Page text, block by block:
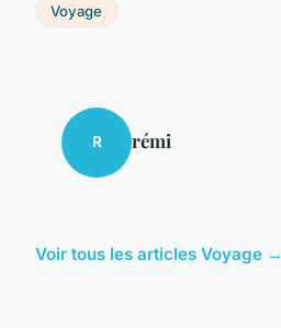
Voyage
R rémi
Voir tous les articles Voyage →